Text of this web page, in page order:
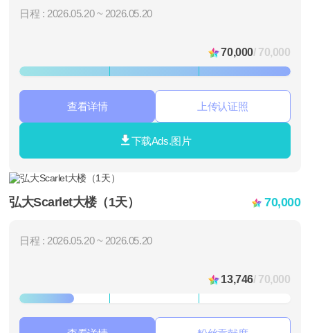
日程 : 2026.05.20 ~ 2026.05.20
70,000/ 70,000
查看详情 上传认证照
下载Ads.图片
弘大Scarlet大楼（1天） 70,000
日程 : 2026.05.20 ~ 2026.05.20
13,746/ 70,000